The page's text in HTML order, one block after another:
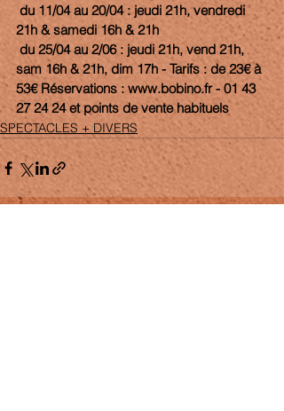
21h & samedi 16h & 21h
sam 16h & 21h, dim 17h - Tarifs : de 23€ à
53€ Réservations : www.bobino.fr - 01 43
27 24 24 et points de vente habituels
SPECTACLES + DIVERS